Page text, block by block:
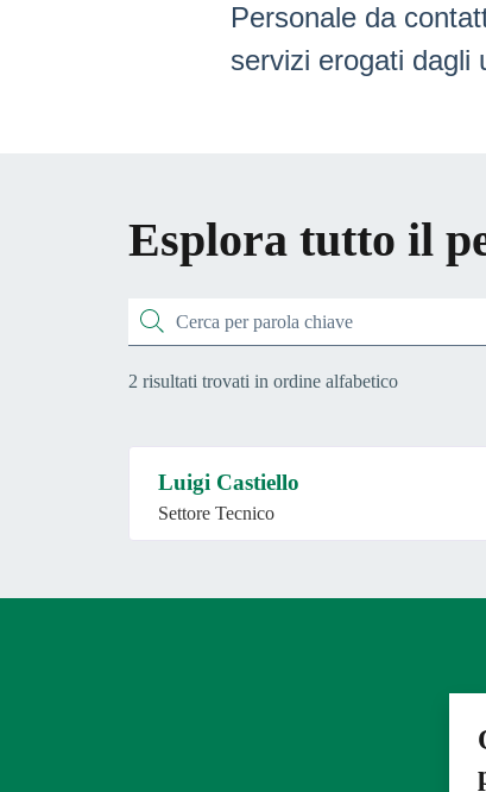
Personale da
servizi erogati dagli
Esplora tutto il
Cerca
2 risultati trovati in ordine alfabetico
Luigi Castiello
Settore Tecnico